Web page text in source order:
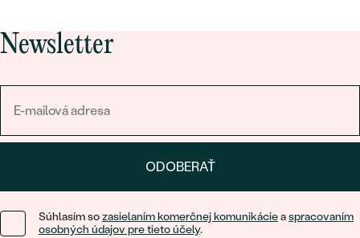
Newsletter
ODOBERAŤ
Súhlasím sozasielaním komerčnej komunikácieaspracovaním
osobných údajov pre tieto účely.